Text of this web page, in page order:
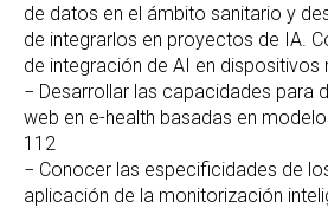
de datos en el ámbito sanitario y
de integrarlos en proyectos de IA.
de integración de AI en dispositivos
− Desarrollar las capacidades para
web en e-health basadas en
112
− Conocer las especificidades de
aplicación de la monitorización